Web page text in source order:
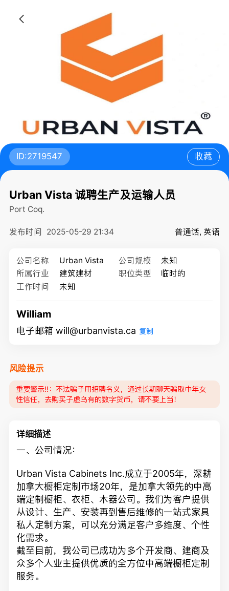
ID:2719547 收藏
Urban Vista 诚聘生产及运输人员
Port Coq.
发布时间 2025-05-29 21:34 普通话, 英语
公司名称 Urban Vista 公司规模
未知
所属行业
建筑建材 职位类型
临时的
工作时间
未知
William
电子邮箱 will@urbanvista.ca 复制
风险提示
重要警示‼️：不法骗子用招聘名义，通过长期聊天骗取中年女
性信任，去购买子虚乌有的数字货币，请不要上当！
详细描述
一、公司情况：
Urban Vista Cabinets Inc.成立于2005年，深耕
加拿大橱柜定制市场20年，是加拿大领先的中高
端定制橱柜、衣柜、木器公司。我们为客户提供
从设计、生产、安装再到售后维修的一站式家具
私人定制方案，可以充分满足客户多维度、个性
化需求。
截至目前，我公司已成功为多个开发商、建商及
众多个人业主提供优质的全方位中高端橱柜定制
服务。